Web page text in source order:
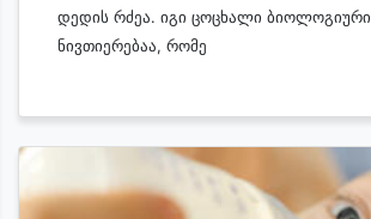
დედის რძეა. იგი ცოცხალი ბიოლოგიური
ნივთიერებაა, რომე